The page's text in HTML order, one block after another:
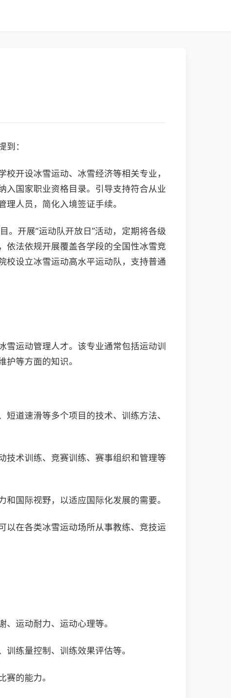
：
开设冰雪运动、冰雪经济等相关专业，
入国家职业资格目录。引导支持符合从业
人员，简化入境签证手续。
开展“运动队开放日”活动，定期将各级
依法依规开展覆盖各学段的全国性冰雪竞
校设立冰雪运动高水平运动队，支持普通
雪运动管理人才。该专业通常包括运动训
等方面的知识。
道速滑等多个项目的技术、训练方法、
技术训练、竞赛训练、赛事组织和管理等
国际视野，以适应国际化发展的需要。
以在各类冰雪运动场所从事教练、竞技运
运动耐力、运动心理等。
练量控制、训练效果评估等。
的能力。